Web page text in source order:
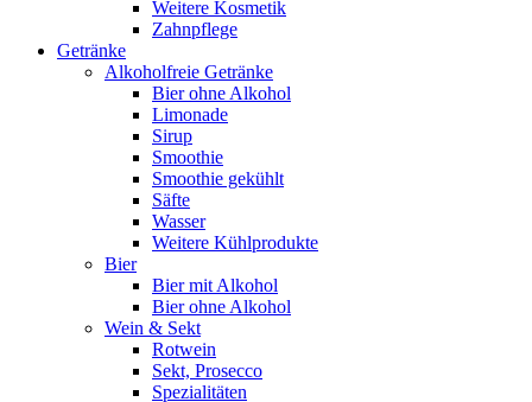
Weitere Kosmetik
Zahnpflege
Getränke
Alkoholfreie Getränke
Bier ohne Alkohol
Limonade
Sirup
Smoothie
Smoothie gekühlt
Säfte
Wasser
Weitere Kühlprodukte
Bier
Bier mit Alkohol
Bier ohne Alkohol
Wein & Sekt
Rotwein
Sekt, Prosecco
Spezialitäten